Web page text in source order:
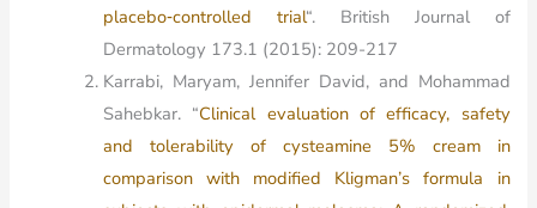
placebo‐controlled trial“. British Journal of
Dermatology 173.1 (2015): 209-217
Karrabi, Maryam, Jennifer David, and Mohammad
Sahebkar. “Clinical evaluation of efficacy, safety
and tolerability of cysteamine 5% cream in
comparison with modified Kligman’s formula in